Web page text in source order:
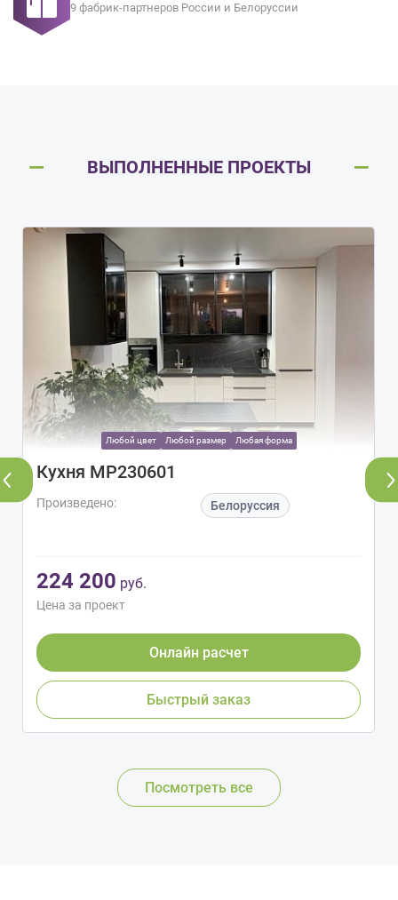
9 фабрик-партнеров России и Белоруссии
ВЫПОЛНЕННЫЕ ПРОЕКТЫ
Любой цвет Любой размер Любая форма
Кухня МР230601
Произведено: Белоруссия
224 200 руб.
Цена за проект
Онлайн расчет
Быстрый заказ
Посмотреть все